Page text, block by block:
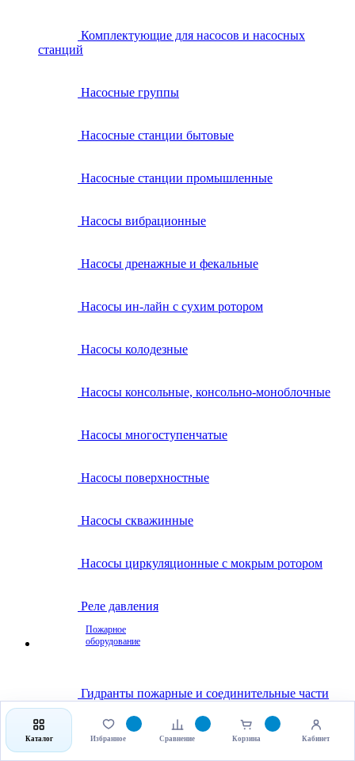
Комплектующие для насосов и насосных
станций
Насосные группы
Насосные станции бытовые
Насосные станции промышленные
Насосы вибрационные
Насосы дренажные и фекальные
Насосы ин-лайн с сухим ротором
Насосы колодезные
Насосы консольные, консольно-моноблочные
Насосы многоступенчатые
Насосы поверхностные
Насосы скважинные
Насосы циркуляционные с мокрым ротором
Реле давления
Пожарное
оборудование
Гидранты пожарные и соединительные части
Клапаны пожарные
Каталог Избранное Сравнение Корзина Кабинет